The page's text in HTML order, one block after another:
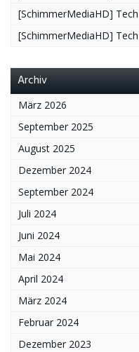
[SchimmerMediaHD]
[SchimmerMediaHD]
Archiv
März 2026
September 2025
August 2025
Dezember 2024
September 2024
Juli 2024
Juni 2024
Mai 2024
April 2024
März 2024
Februar 2024
Dezember 2023